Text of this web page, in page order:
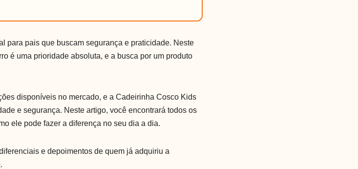
para pais que buscam segurança e praticidade. Neste
é uma prioridade absoluta, e a busca por um produto
disponíveis no mercado, e a Cadeirinha Cosco Kids
e segurança. Neste artigo, você encontrará todos os
ele pode fazer a diferença no seu dia a dia.
e depoimentos de quem já adquiriu a
.